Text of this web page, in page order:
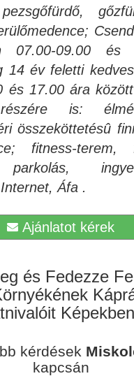
07.00-09.00 és
14 év feletti
és 17.00 ára
is:
összeköttetésû
fitness-terem,
parkolás,
Áfa .
Ajánlatot kérek
és Fedezze
kérdések
kapcsán